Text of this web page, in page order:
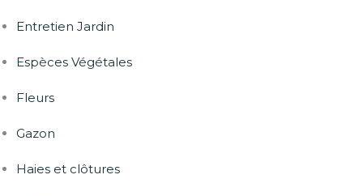
Entretien Jardin
Espèces Végétales
Fleurs
Gazon
Haies et clôtures